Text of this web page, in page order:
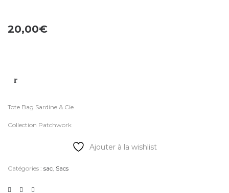
20,00€
Tote Bag Sardine & Cie
Collection Patchwork
Ajouter à la wishlist
Catégories : sac, Sacs